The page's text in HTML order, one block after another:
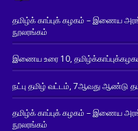
தமிழ்க் காப்புக் கழகம் – இணைய
நூலரங்கம்
இணைய உரை 10, தமிழ்க்காப்புக்கழகம்,
நட்பு தமிழ் வட்டம், 7ஆவது ஆண்டு
தமிழ்க் காப்புக் கழகம் – இணைய
நூலரங்கம்